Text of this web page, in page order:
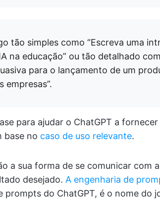
tão simples como “Escreva uma
na educação” ou tão detalhado
para o lançamento de um
empresas”.
para ajudar o ChatGPT a
base no caso de uso relevante.
a sua forma de se comunicar com
desejado. A engenharia de
do ChatGPT, é o nome do